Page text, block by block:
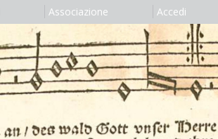
Associazione Accedi